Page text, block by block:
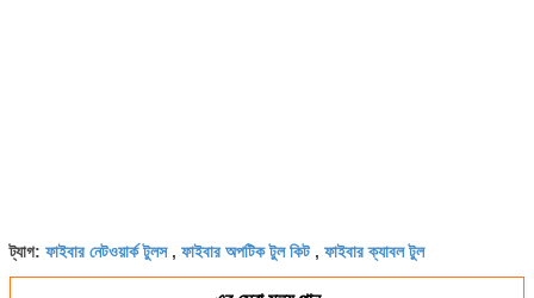
ট্যাগ: ফাইবার নেটওয়ার্ক টুলস, ফাইবার অপটিক টুল কিট, ফাইবার ক্যাবল টুল